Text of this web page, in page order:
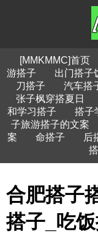
[MMKMMC]首页
游搭子
出门搭子
刀搭子
汽车搭
张子枫穿搭夏日
和学习搭子
搭子
子旅游搭子的文案
案
命搭子 后
合肥搭子
搭子_吃